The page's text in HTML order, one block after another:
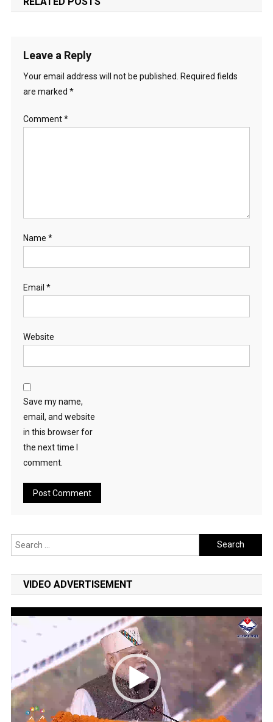
Leave a Reply
Your email address will not be published.
Required fields
are marked *
Comment*
Name *
Email *
Website
Save my name,
email, and website
in this browser for
the next time I
comment.
Search
for:
VIDEO ADVERTISEMENT
Video